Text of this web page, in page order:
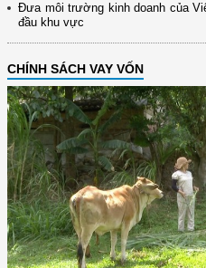
Đưa môi trường kinh doanh của
đầu khu vực
CHÍNH SÁCH VAY VỐN